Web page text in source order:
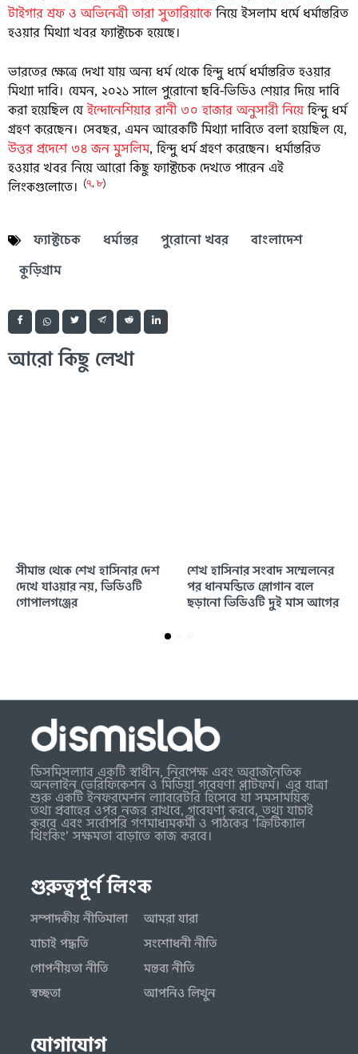
টাইগার শ্রফ ও অভিনেত্রী তারা সুতারিয়াকেনিয়ে ইসলাম ধর্মে ধর্মান্তরিত
হওয়ার মিথ্যা খবর ফ্যাক্টচেক হয়েছে।
ভারতের ক্ষেত্রে দেখা যায় অন্য ধর্ম থেকে হিন্দু ধর্মে ধর্মান্তরিত হওয়ার
মিথ্যা দাবি। যেমন, ২০২১ সালে পুরোনো ছবি-ভিডিও শেয়ার দিয়ে দাবি
করা হয়েছিল যেইন্দোনেশিয়ার রানী ৩০ হাজার অনুসারী নিয়েহিন্দু ধর্ম
গ্রহণ করেছেন। সেবছর, এমন আরেকটি মিথ্যা দাবিতে বলা হয়েছিল যে,
উত্তর প্রদেশে ৩৪ জন মুসলিম, হিন্দু ধর্ম গ্রহণ করেছেন। ধর্মান্তরিত
হওয়ার খবর নিয়ে আরো কিছু ফ্যাক্টচেক দেখতে পারেন এই
লিংকগুলোতে। (৭,৮)
ফ্যাক্টচেক ধর্মান্তর পুরোনো খবর
বাংলাদেশ
কুড়িগ্রাম
আরো কিছু লেখা
সীমান্ত থেকে শেখ হাসিনার দেশ
দেখে যাওয়ার নয়, ভিডিওটি
গোপালগঞ্জের
শেখ হাসিনার সংবাদ সম্মেলনের
পর ধানমন্ডিতে স্লোগান বলে
ছড়ানো ভিডিওটি দুই মাস আগের
ডিসমিসল্যাব একটি স্বাধীন, নিরপেক্ষ এবং অরাজনৈতিক
অনলাইন ভেরিফিকেশন ও মিডিয়া গবেষণা প্লাটফর্ম। এর যাত্রা
শুরু একটি ইনফরমেশন ল্যাবরেটরি হিসেবে যা সমসাময়িক
তথ্য প্রবাহের ওপর নজর রাখবে, গবেষণা করবে, তথ্য যাচাই
করবে এবং সর্বোপরি গণমাধ্যমকর্মী ও পাঠকের ‘ক্রিটিক্যাল
থিংকিং’ সক্ষমতা বাড়াতে কাজ করবে।
গুরুত্বপূর্ণ লিংক
সম্পাদকীয় নীতিমালা
যাচাই পদ্ধতি
গোপনীয়তা নীতি
স্বচ্ছতা
আমরা যারা
সংশোধনী নীতি
মন্তব্য নীতি
আপনিও লিখুন
যোগাযোগ